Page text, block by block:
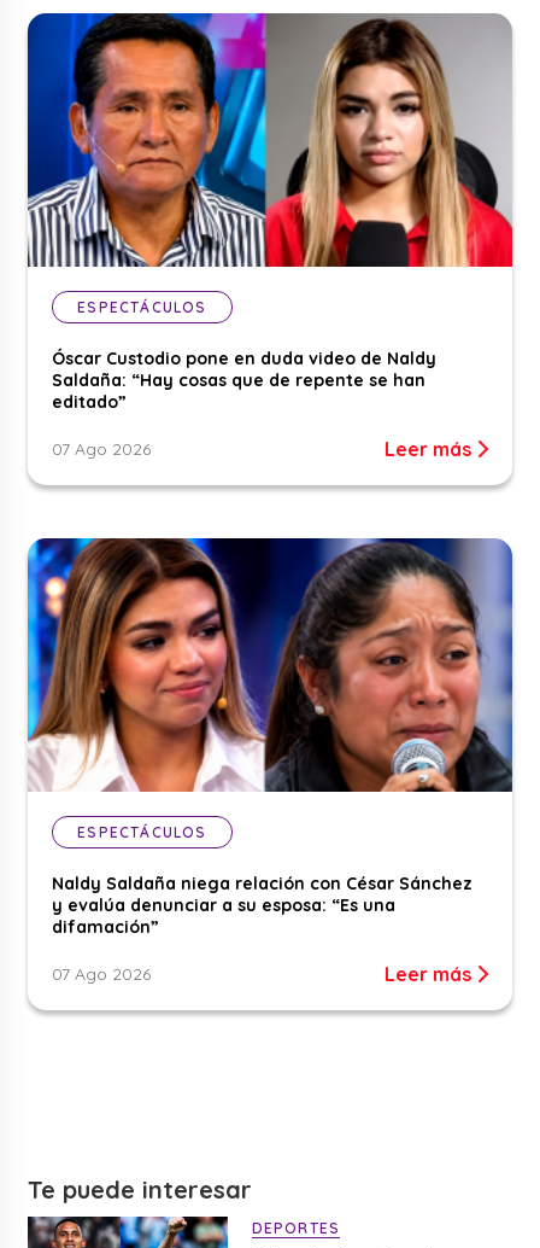
ESPECTÁCULOS
Óscar Custodio pone en duda video de Naldy
Saldaña: “Hay cosas que de repente se han
editado”
07 Ago 2026 Leer más
ESPECTÁCULOS
Naldy Saldaña niega relación con César Sánchez
y evalúa denunciar a su esposa: “Es una
difamación”
07 Ago 2026 Leer más
Te puede interesar
DEPORTES